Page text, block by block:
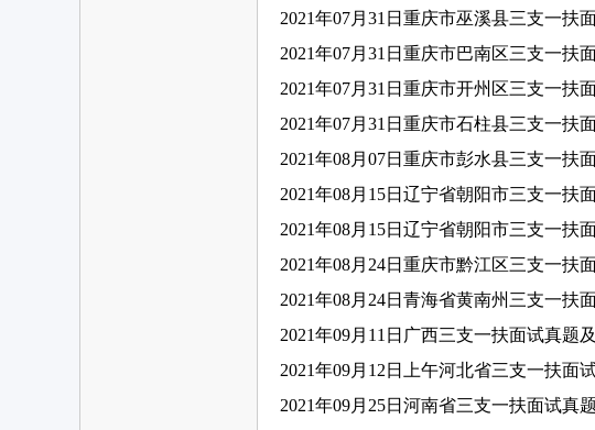
2021年07月31日重庆市巫溪县三支一扶
2021年07月31日重庆市巴南区三支一扶
2021年07月31日重庆市开州区三支一扶
2021年07月31日重庆市石柱县三支一扶
2021年08月07日重庆市彭水县三支一扶
2021年08月15日辽宁省朝阳市三支一扶
2021年08月15日辽宁省朝阳市三支一扶
2021年08月24日重庆市黔江区三支一扶
2021年08月24日青海省黄南州三支一扶
2021年09月11日广西三支一扶面试真题
2021年09月12日上午河北省三支一扶面
2021年09月25日河南省三支一扶面试真